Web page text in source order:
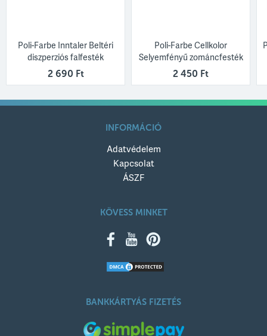
Poli-Farbe Inntaler Beltéri
diszperziós falfesték
2 690 Ft
Poli-Farbe Cellkolor
Selyemfényű zománcfesték
2 450 Ft
INFORMÁCIÓ
Adatvédelem
Kapcsolat
ÁSZF
KÖVESS MINKET
BANKKÁRTYÁS FIZETÉS